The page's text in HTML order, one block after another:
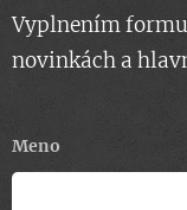
Vyplnením
novinkách a
Meno